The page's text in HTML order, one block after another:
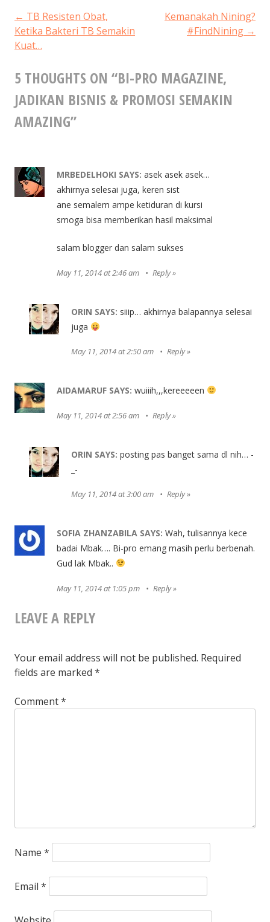
Magazine,
&
Promosi
POST
NAVIGATION
← TB Resisten Obat,
Ketika Bakteri TB Semakin
Kuat…
Kemanakah Nining?
#FindNining →
5 THOUGHTS ON “BI-PRO MAGAZINE,
JADIKAN BISNIS & PROMOSI SEMAKIN
AMAZING”
MRBEDELHOKI SAYS: asek asek asek…
akhirnya selesai juga, keren sist
ane semalem ampe ketiduran di kursi
smoga bisa memberikan hasil maksimal
salam blogger dan salam sukses
May 11, 2014 at 2:46 am Reply
ORIN SAYS: siiip… akhirnya balapannya selesai
juga
May 11, 2014 at 2:50 am Reply
AIDAMARUF SAYS: wuiiih,,,kereeeeen
May 11, 2014 at 2:56 am Reply
ORIN SAYS: posting pas banget sama dl nih… -
_-
May 11, 2014 at 3:00 am Reply
SOFIA ZHANZABILA SAYS: Wah, tulisannya kece
badai Mbak…. Bi-pro emang masih perlu berbenah.
Gud lak Mbak..
May 11, 2014 at 1:05 pm Reply
LEAVE A REPLY
Your email address will not be published. Required
fields are marked *
Comment*
Name *
Email *